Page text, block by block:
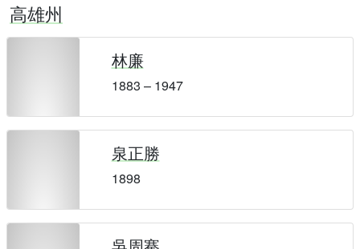
高雄州
林廉
1883 – 1947
泉正勝
1898